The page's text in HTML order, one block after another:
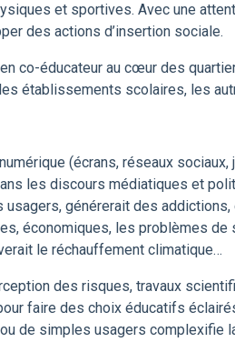
et sportives. Avec une
des actions d’insertion sociale.
co-éducateur au cœur des
établissements scolaires, les
(écrans, réseaux
les discours médiatiques et
générerait des
économiques, les problèmes
le réchauffement climatique…
des risques, travaux
faire des choix éducatifs
de simples usagers complexifie